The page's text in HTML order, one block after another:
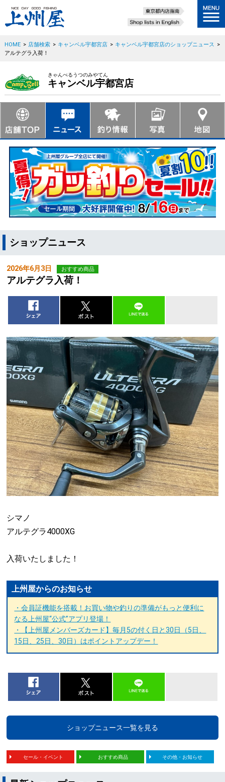
HOME > 店舗検索 > キャンベル宇都宮店 > キャンベル宇都宮店のショップニュース >
アルテグラ入荷！
きゃんべるうつのみやてん
キャンベル宇都宮店
ショップニュース
2026年6月3日 おすすめ商品
アルテグラ入荷！
シマノ
アルテグラ4000XG
入荷いたしました！
上州屋からのお知らせ
・会員証機能を搭載！お買い物や釣りの準備がもっと便利に
なる上州屋“公式”アプリ登場！
・【上州屋メンバーズカード】毎月5の付く日と30日（5日、
15日、25日、30日）はポイントアップデー！
ショップニュース一覧を見る
セール・イベント おすすめ商品 その他・お知らせ